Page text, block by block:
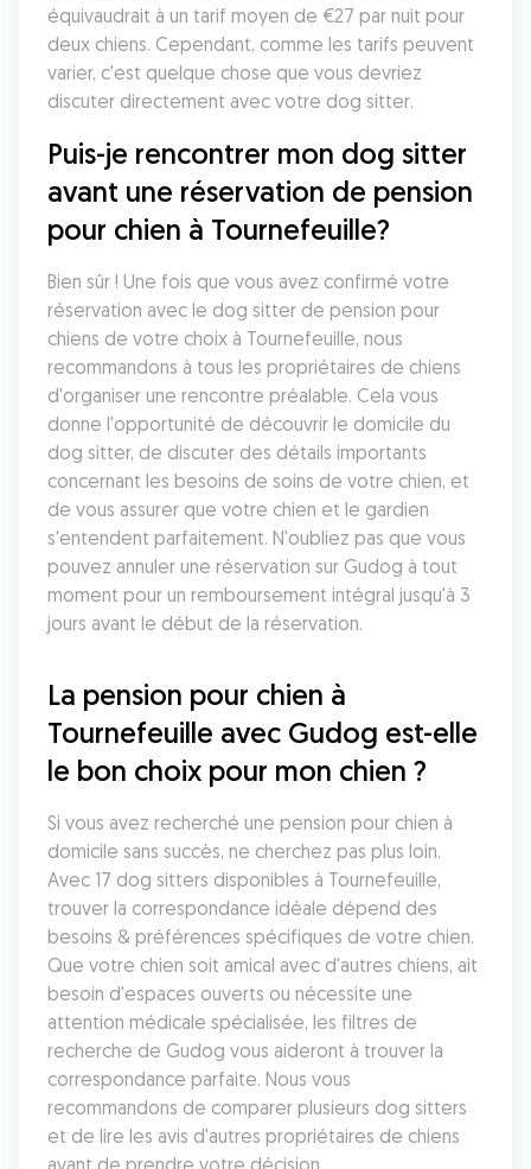
équivaudrait à un tarif moyen de €27 par nuit pour
deux chiens. Cependant, comme les tarifs peuvent
varier, c'est quelque chose que vous devriez
discuter directement avec votre dog sitter.
Puis-je rencontrer mon dog sitter
avant une réservation de pension
pour chien à Tournefeuille?
Bien sûr ! Une fois que vous avez confirmé votre
réservation avec le dog sitter de pension pour
chiens de votre choix à Tournefeuille, nous
recommandons à tous les propriétaires de chiens
d'organiser une rencontre préalable. Cela vous
donne l'opportunité de découvrir le domicile du
dog sitter, de discuter des détails importants
concernant les besoins de soins de votre chien, et
de vous assurer que votre chien et le gardien
s'entendent parfaitement. N'oubliez pas que vous
pouvez annuler une réservation sur Gudog à tout
moment pour un remboursement intégral jusqu'à 3
jours avant le début de la réservation.
La pension pour chien à
Tournefeuille avec Gudog est-elle
le bon choix pour mon chien ?
Si vous avez recherché une pension pour chien à
domicile sans succès, ne cherchez pas plus loin.
Avec 17 dog sitters disponibles à Tournefeuille,
trouver la correspondance idéale dépend des
besoins & préférences spécifiques de votre chien.
Que votre chien soit amical avec d'autres chiens, ait
besoin d'espaces ouverts ou nécessite une
attention médicale spécialisée, les filtres de
recherche de Gudog vous aideront à trouver la
correspondance parfaite. Nous vous
recommandons de comparer plusieurs dog sitters
et de lire les avis d'autres propriétaires de chiens
avant de prendre votre décision.